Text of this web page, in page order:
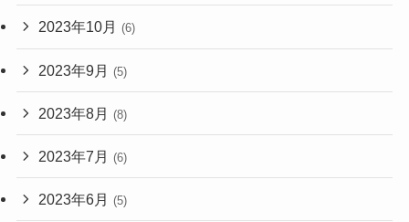
2023年10月 (6)
2023年9月 (5)
2023年8月 (8)
2023年7月 (6)
2023年6月 (5)